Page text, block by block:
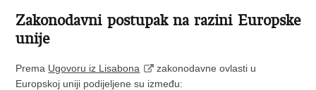
Zakonodavni postupak na razini Europske
unije
Prema Ugovoru iz Lisabona
zakonodavne ovlasti u
Europskoj uniji podijeljene su između: